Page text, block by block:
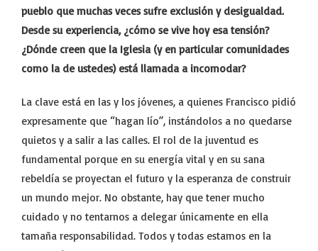
pueblo que muchas veces sufre exclusión y desigualdad.
Desde su experiencia, ¿cómo se vive hoy esa tensión?
¿Dónde creen que la Iglesia (y en particular comunidades
como la de ustedes) está llamada a incomodar?
La clave está en las y los jóvenes, a quienes Francisco pidió
expresamente que “hagan lío”, instándolos a no quedarse
quietos y a salir a las calles. El rol de la juventud es
fundamental porque en su energía vital y en su sana
rebeldía se proyectan el futuro y la esperanza de construir
un mundo mejor. No obstante, hay que tener mucho
cuidado y no tentarnos a delegar únicamente en ella
tamaña responsabilidad. Todos y todas estamos en la